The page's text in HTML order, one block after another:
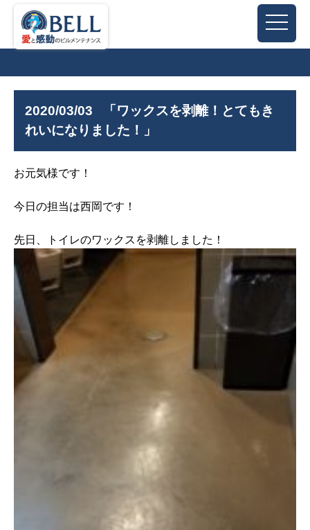
2020/03/03 「ワックスを剥離！とてもき
れいになりました！」
お元気様です！
今日の担当は西岡です！
先日、トイレのワックスを剥離しました！